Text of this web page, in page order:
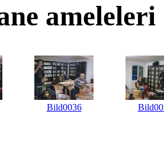
ameleleri
Bild0036